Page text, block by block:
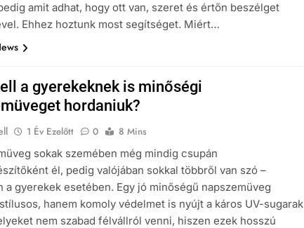
amit adhat, hogy ott van, szeret és értőn beszélget
Ehhez hoztunk most segítséget. Miért…
a gyerekeknek is minőségi
hordaniuk?
1 Év Ezelőtt 0
8 Mins
sokak szemében még mindig csupán
él, pedig valójában sokkal többről van szó –
a gyerekek esetében. Egy jó minőségű napszemüveg
hanem komoly védelmet is nyújt a káros UV-sugarak
nem szabad félvállról venni, hiszen ezek hosszú
–
prémium
Mikor kell légzésfigyelőt cserélni
babáknál?